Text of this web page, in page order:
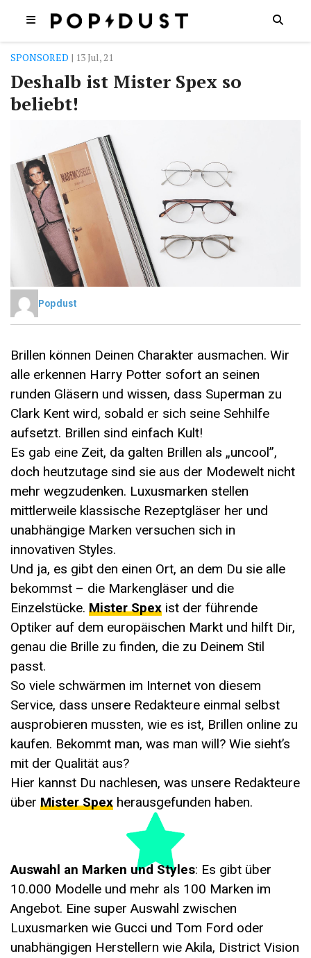
SPONSORED | 13 Jul, 21
Deshalb ist Mister Spex so
beliebt!
Popdust
Brillen können Deinen Charakter ausmachen. Wir
alle erkennen Harry Potter sofort an seinen
runden Gläsern und wissen, dass Superman zu
Clark Kent wird, sobald er sich seine Sehhilfe
aufsetzt. Brillen sind einfach Kult!
Es gab eine Zeit, da galten Brillen als „uncool”,
doch heutzutage sind sie aus der Modewelt nicht
mehr wegzudenken. Luxusmarken stellen
mittlerweile klassische Rezeptgläser her und
unabhängige Marken versuchen sich in
innovativen Styles.
Und ja, es gibt den einen Ort, an dem Du sie alle
bekommst – die Markengläser und die
Einzelstücke. Mister Spex ist der führende
Optiker auf dem europäischen Markt und hilft Dir,
genau die Brille zu finden, die zu Deinem Stil
passt.
So viele schwärmen im Internet von diesem
Service, dass unsere Redakteure einmal selbst
ausprobieren mussten, wie es ist, Brillen online zu
kaufen. Bekommt man, was man will? Wie sieht’s
mit der Qualität aus?
Hier kannst Du nachlesen, was unsere Redakteure
über Mister Spex herausgefunden haben.
Auswahl an Marken und Styles: Es gibt über
10.000 Modelle und mehr als 100 Marken im
Angebot. Eine super Auswahl zwischen
Luxusmarken wie Gucci und Tom Ford oder
unabhängigen Herstellern wie Akila, District Vision